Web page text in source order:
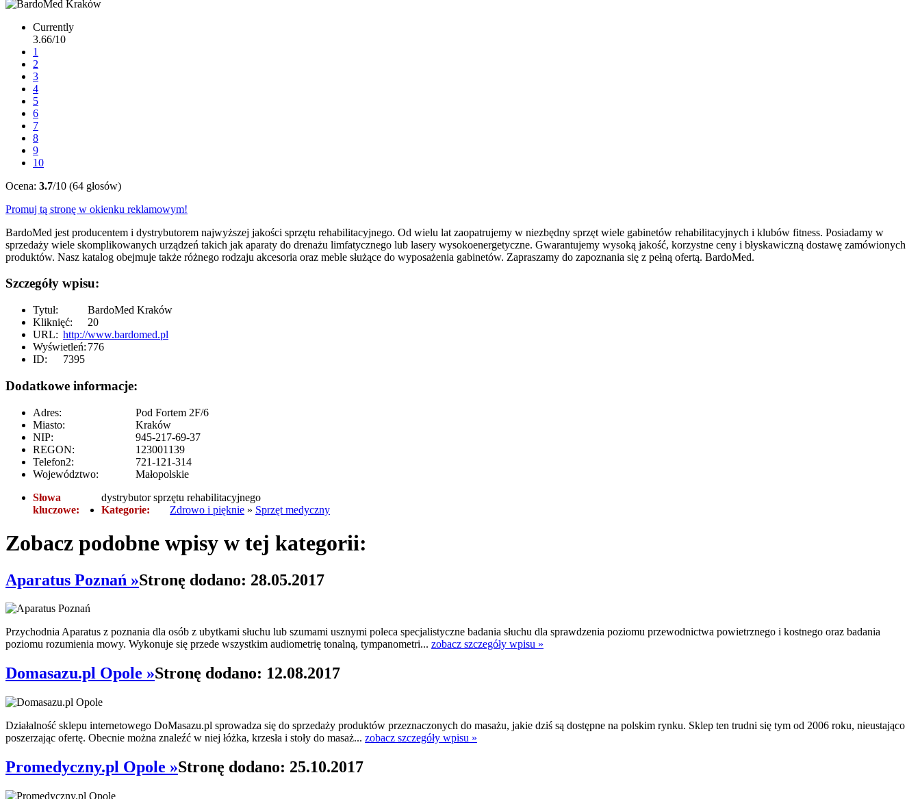
Currently
3.66/10
1
2
3
4
5
6
7
8
9
10
Ocena: 3.7/10 (64 głosów)
Promuj tą stronę w okienku reklamowym!
BardoMed jest producentem i dystrybutorem najwyższej jakości sprzętu rehabilitacyjnego. Od wielu lat zaopatrujemy w niezbędny sprzęt wiele gabinetów rehabilitacyjnych i klubów fitness. Posiadamy w
sprzedaży wiele skomplikowanych urządzeń takich jak aparaty do drenażu limfatycznego lub lasery wysokoenergetyczne. Gwarantujemy wysoką jakość, korzystne ceny i błyskawiczną dostawę zamówionych
produktów. Nasz katalog obejmuje także różnego rodzaju akcesoria oraz meble służące do wyposażenia gabinetów. Zapraszamy do zapoznania się z pełną ofertą. BardoMed.
Szczegóły wpisu:
Tytuł:
BardoMed Kraków
Kliknięć:
20
URL: http://www.bardomed.pl
Wyświetleń: 776
ID:
7395
Dodatkowe informacje:
Adres:
Pod Fortem 2F/6
Miasto:
Kraków
NIP:
945-217-69-37
REGON:
123001139
Telefon2:
721-121-314
Województwo:
Małopolskie
Słowa
kluczowe:
dystrybutor sprzętu rehabilitacyjnego
Kategorie:
Zdrowo i pięknie » Sprzęt medyczny
Zobacz podobne wpisy w tej kategorii:
Aparatus Poznań »Stronę dodano: 28.05.2017
Przychodnia Aparatus z poznania dla osób z ubytkami słuchu lub szumami usznymi poleca specjalistyczne badania słuchu dla sprawdzenia poziomu przewodnictwa powietrznego i kostnego oraz badania
poziomu rozumienia mowy. Wykonuje się przede wszystkim audiometrię tonalną, tympanometri... zobacz szczegóły wpisu »
Domasazu.pl Opole »Stronę dodano: 12.08.2017
Działalność sklepu internetowego DoMasazu.pl sprowadza się do sprzedaży produktów przeznaczonych do masażu, jakie dziś są dostępne na polskim rynku. Sklep ten trudni się tym od 2006 roku, nieustająco
poszerzając ofertę. Obecnie można znaleźć w niej łóżka, krzesła i stoły do masaż... zobacz szczegóły wpisu »
Promedyczny.pl Opole »Stronę dodano: 25.10.2017